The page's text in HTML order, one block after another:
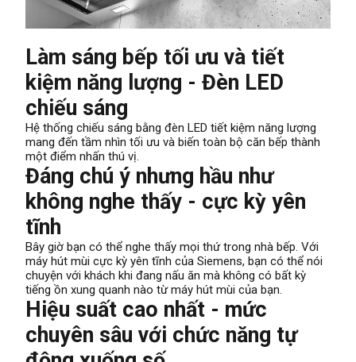
Làm sáng bếp tối ưu và tiết
kiệm năng lượng - Đèn LED
chiếu sáng
Hệ thống chiếu sáng bằng đèn LED tiết kiệm năng lượng
mang đến tầm nhìn tối ưu và biến toàn bộ căn bếp thành
một điểm nhấn thú vị.
Đáng chú ý nhưng hầu như
không nghe thấy - cực kỳ yên
tĩnh
Bây giờ bạn có thể nghe thấy mọi thứ trong nhà bếp. Với
máy hút mùi cực kỳ yên tĩnh của Siemens, bạn có thể nói
chuyện với khách khi đang nấu ăn mà không có bất kỳ
tiếng ồn xung quanh nào từ máy hút mùi của bạn.
Hiệu suất cao nhất - mức
chuyên sâu với chức năng tự